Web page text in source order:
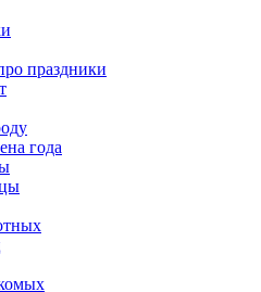
праздники
года